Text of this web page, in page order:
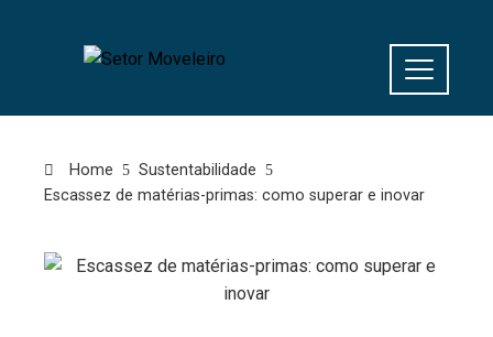
Home
Sustentabilidade
Escassez de matérias-primas: como superar e inovar